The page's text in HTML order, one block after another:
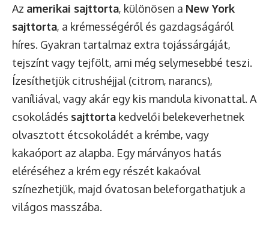
Az amerikai sajttorta, különösen a New York
sajttorta, a krémességéről és gazdagságáról
híres. Gyakran tartalmaz extra tojássárgáját,
tejszínt vagy tejfölt, ami még selymesebbé teszi.
Ízesíthetjük citrushéjjal (citrom, narancs),
vaníliával, vagy akár egy kis mandula kivonattal. A
csokoládés sajttorta kedvelői belekeverhetnek
olvasztott étcsokoládét a krémbe, vagy
kakaóport az alapba. Egy márványos hatás
eléréséhez a krém egy részét kakaóval
színezhetjük, majd óvatosan beleforgathatjuk a
világos masszába.